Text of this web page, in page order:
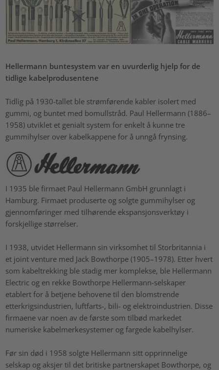
Hellermann buntesystem var en uvurderlig hjelp for de
tidlige kabelprodusentene
Tidlig på 1930-tallet ble strømførende kabler isolert med
gummi, og buntet med bomullstråd. Paul Hellermann (1886–
1958) utviklet et genialt system for enkelt å kunne tre
gummihylser over kabelkappene for å unngå frynsing.
I 1935 ble firmaet Paul Hellermann GmbH grunnlagt i
Hamburg. Firmaet produserte og solgte gummihylser og
gjennomføringer med tilhørende ekspansjonsverktøy i
forskjellige størrelser.
I 1938, utvidet Hellermann sin virksomhet til Storbritannia i
et joint venture med Jack Bowthorpe (1905–1978). Etter hvert
som kabeltrekking ble stadig mer komplekse, ble Hellermann
Electric og en rekke Bowthorpe Hellermann-selskaper
etablert for å betjene behovene til den blomstrende
etterkrigsindustrien, luftfarts-, bili- og elektroindustrien. Disse
firmaene var noen av de første som tilbød markedet
numeriske kabelmerkesystemer og fargede kabelhylser.
Før sin død i 1958 solgte Hellermann sitt opprinnelige
selskap og aksjer til det britiske partnerskapet Bowthorpe, og